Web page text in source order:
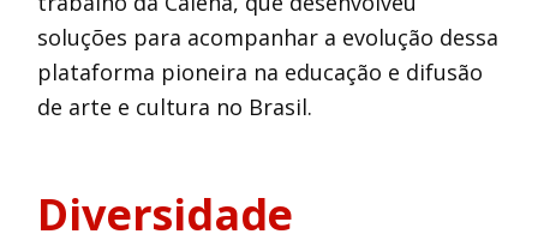
soluções para acompanhar a evolução dessa
plataforma pioneira na educação e difusão
de arte e cultura no Brasil.
Diversidade